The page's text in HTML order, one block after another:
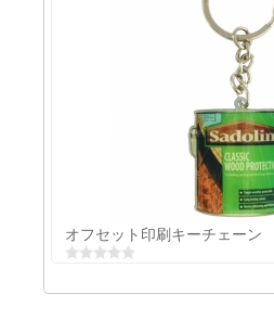
アルミ印刷キーチェーン
オフセット印刷キーチェーン